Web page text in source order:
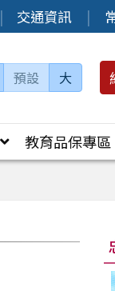
交通資訊
預設 大
教育品保專區